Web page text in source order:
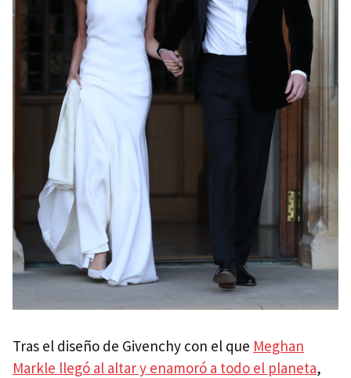
Tras el diseño de Givenchy con el que Meghan
Markle llegó al altar y enamoró a todo el planeta,